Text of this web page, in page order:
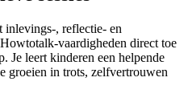
reflectie‑ en
direct toe
Je leert kinderen een helpende
groeien in trots, zelfvertrouwen